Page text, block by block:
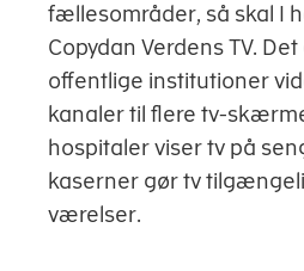
fællesområder, så skal I
Copydan Verdens TV.
offentlige institutioner
kanaler til flere tv-
hospitaler viser tv på
kaserner gør tv
værelser.